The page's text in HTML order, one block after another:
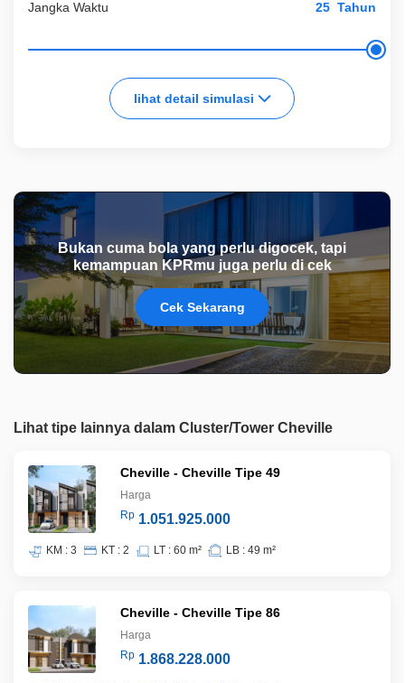
Jangka Waktu Tahun
lihat detail simulasi
Bukan cuma bola yang perlu digocek, tapi
kemampuan KPRmu juga perlu di cek
Cek Sekarang
Lihat tipe lainnya dalam Cluster/Tower Cheville
Cheville - Cheville Tipe 49
Harga
Rp 1.051.925.000
KM : 3 KT : 2 LT : 60 m² LB : 49 m²
Cheville - Cheville Tipe 86
Harga
Rp 1.868.228.000